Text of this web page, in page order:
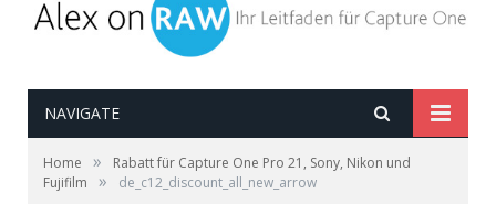
NAVIGATE
Home »
Rabatt für Capture One Pro 21, Sony, Nikon und
Fujifilm
» de_c12_discount_all_new_arrow